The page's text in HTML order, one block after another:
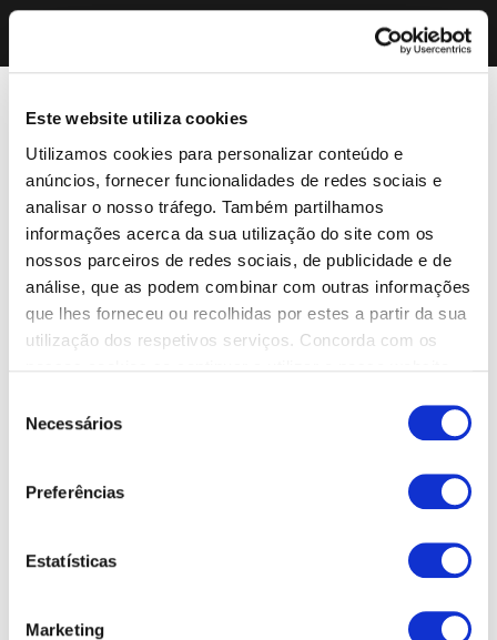
Este website utiliza cookies
Utilizamos cookies para personalizar conteúdo e
anúncios, fornecer funcionalidades de redes sociais e
analisar o nosso tráfego. Também partilhamos
informações acerca da sua utilização do site com os
nossos parceiros de redes sociais, de publicidade e de
análise, que as podem combinar com outras informações
que lhes forneceu ou recolhidas por estes a partir da sua
utilização dos respetivos serviços. Concorda com os
Necessários
Preferências
Estatísticas
Marketing